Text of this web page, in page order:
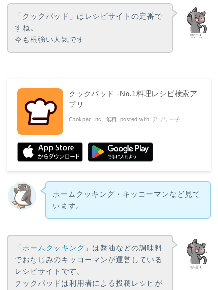
管理人
「クックパッド」はレシピサイトの定番で
すね。
今も根強い人気です
クックパッド -No.1料理レシピ検索ア
プリ
Cookpad Inc. 無料 posted with アプリーチ
ホームクッキング・キッコーマンなど見て
います。
管理人
「ホームクッキング 」は醤油などの調味料
でおなじみのキッコーマンが運営している
レシピサイトです。
クックパッドは利用者による投稿レシピが